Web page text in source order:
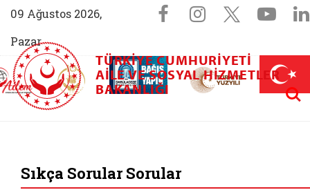
09 Ağustos 2026,
Pazar
Sosyal
Facebook
Instagram
X
Aile (yeni sekmede açılır)
AİLEM İletişim Merkezi (yeni sekmede açılır)
Aile ve Nüfus On Yılı (yeni sekmede açılır)
Darülaceze bağış sayfası (yeni
TÜRKIYE CUMHURIYETI
AILE VE SOSYAL HIZMETLER
BAKANLIĞI
Sıkça Sorular Sorular